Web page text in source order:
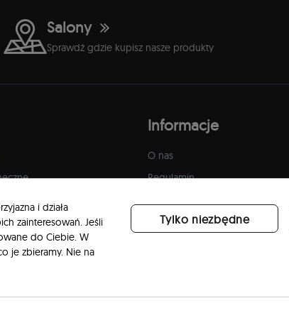
Salony
Sprawdź gdzie kupisz nasze produkty
Informacje
O nas
Regulamin
Zwroty i reklamacje
i działa
zainteresowań. Jeśli
do Ciebie. W
je zbieramy. Nie na
Tylko niezbędne